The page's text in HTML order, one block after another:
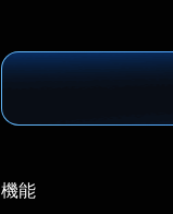
機能